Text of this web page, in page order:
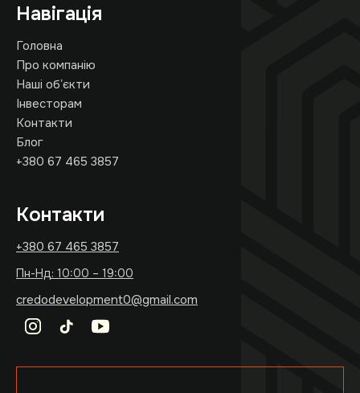
Навігація
Головна
Про компанію
Наші обʼєкти
Інвесторам
Контакти
Блог
+380 67 465 3857
Контакти
+380 67 465 3857
Пн-Нд: 10:00 – 19:00
credodevelopment0@gmail.com